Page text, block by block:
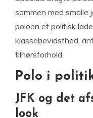
sammen med smalle
poloen et politisk
klassebevidsthed,
tilhørsforhold.
Polo i
JFK og det
look